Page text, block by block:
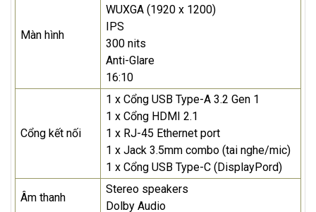
Màn hình
WUXGA (1920 x 1200)
IPS
300 nits
Anti-Glare
16:10
Cổng kết nối
1 x Cổng USB Type-A 3.2 Gen 1
1 x Cổng HDMI 2.1
1 x RJ-45 Ethernet port
1 x Jack 3.5mm combo (tai nghe/mic)
1 x Cổng USB Type-C (DisplayPord)
Âm thanh
Stereo speakers
Dolby Audio